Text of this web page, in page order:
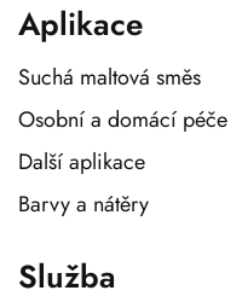
Aplikace
Suchá maltová směs
Osobní a domácí péče
Další aplikace
Barvy a nátěry
Služba